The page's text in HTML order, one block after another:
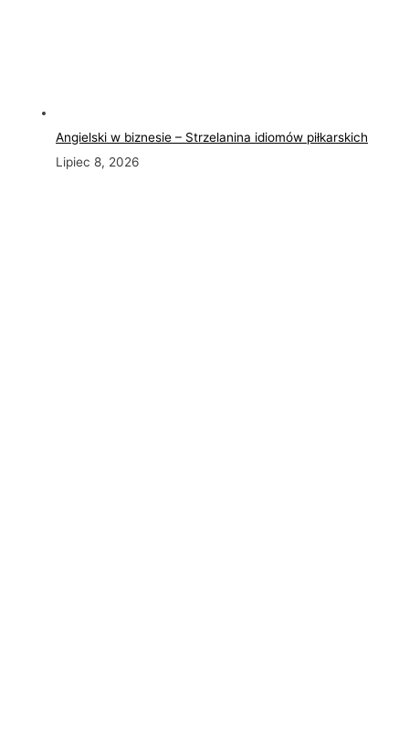
Angielski w biznesie – Strzelanina idiomów piłkarskich
Lipiec 8, 2026